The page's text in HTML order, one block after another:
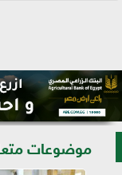
موضوعات